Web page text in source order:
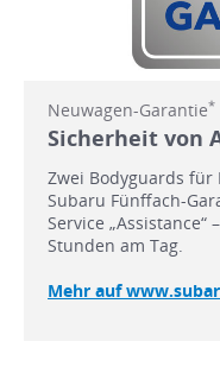
Neuwagen-Garantie*
Sicherheit von
Zwei Bodyguards
Subaru Fünffach-
Service
Stunden am Tag.
Mehr auf